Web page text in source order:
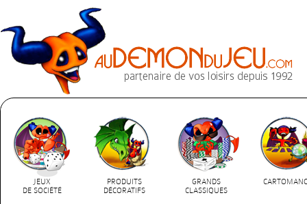
JEUX
DE SOCIÉTÉ
PRODUITS
DÉCORATIFS
GRANDS
CLASSIQUES